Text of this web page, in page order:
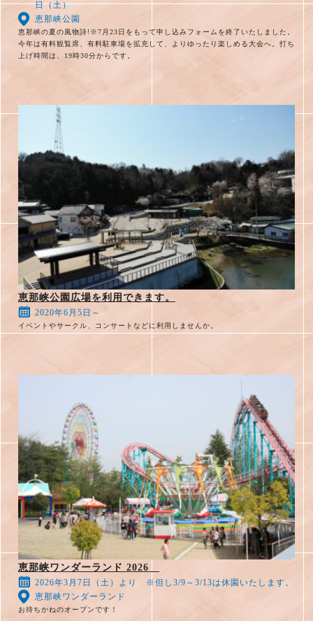
日（土）
恵那峡公園
恵那峡の夏の風物詩!※7月23日をもって申し込みフォームを終了いたしました。
今年は有料観覧席、有料駐車場を拡充して、よりゆったり楽しめる大会へ。打ち
上げ時間は、19時30分からです。
恵那峡公園広場を利用できます。
2020年6月5日～
イベントやサークル、コンサートなどに利用しませんか。
恵那峡ワンダーランド 2026
2026年3月7日（土）より ※但し3/9～3/13は休園いたします。
恵那峡ワンダーランド
お待ちかねのオープンです！